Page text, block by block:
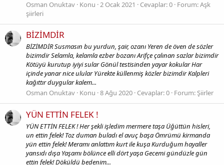
Osman Onuktav Konu 2 Ocak 2021 Cevaplar: 0 Forum:Aşk
şiirleri
BİZİMDİR
BİZİMDİR Susmasın bu yurdun, şair, ozanı Yeren de öven de sözler
bizimdir Selamla, kelamla ezber bozanı Arifçe çalınan sazlar bizimdir
Kötüyü kurutup iyiyi sular Gönül testisinden yayar kokular Har
içinde yanar nice ulular Yürekte küllenmiş közler bizimdir Kalpleri
kağıttır duygular kalem...
Osman Onuktav Konu 8 Ağu 2020 Cevaplar: 0 Forum:Şiirler
YÜN ETTİN FELEK !
YÜN ETTİN FELEK ! Her şekli işledim mermere taşa Üğüttün hisleri,
un ettin felek! Toz duman buladı el avuç başa Ömrümü kirmanda
yün ettin felek! Meramı anlattım kurt ile kuşa Kurduğum hayaller
yansıdı dışa Yaşamı bölünce elli dört yaşa Gecemi gündüzle gün
ettin felek! Döküldü bedenim...